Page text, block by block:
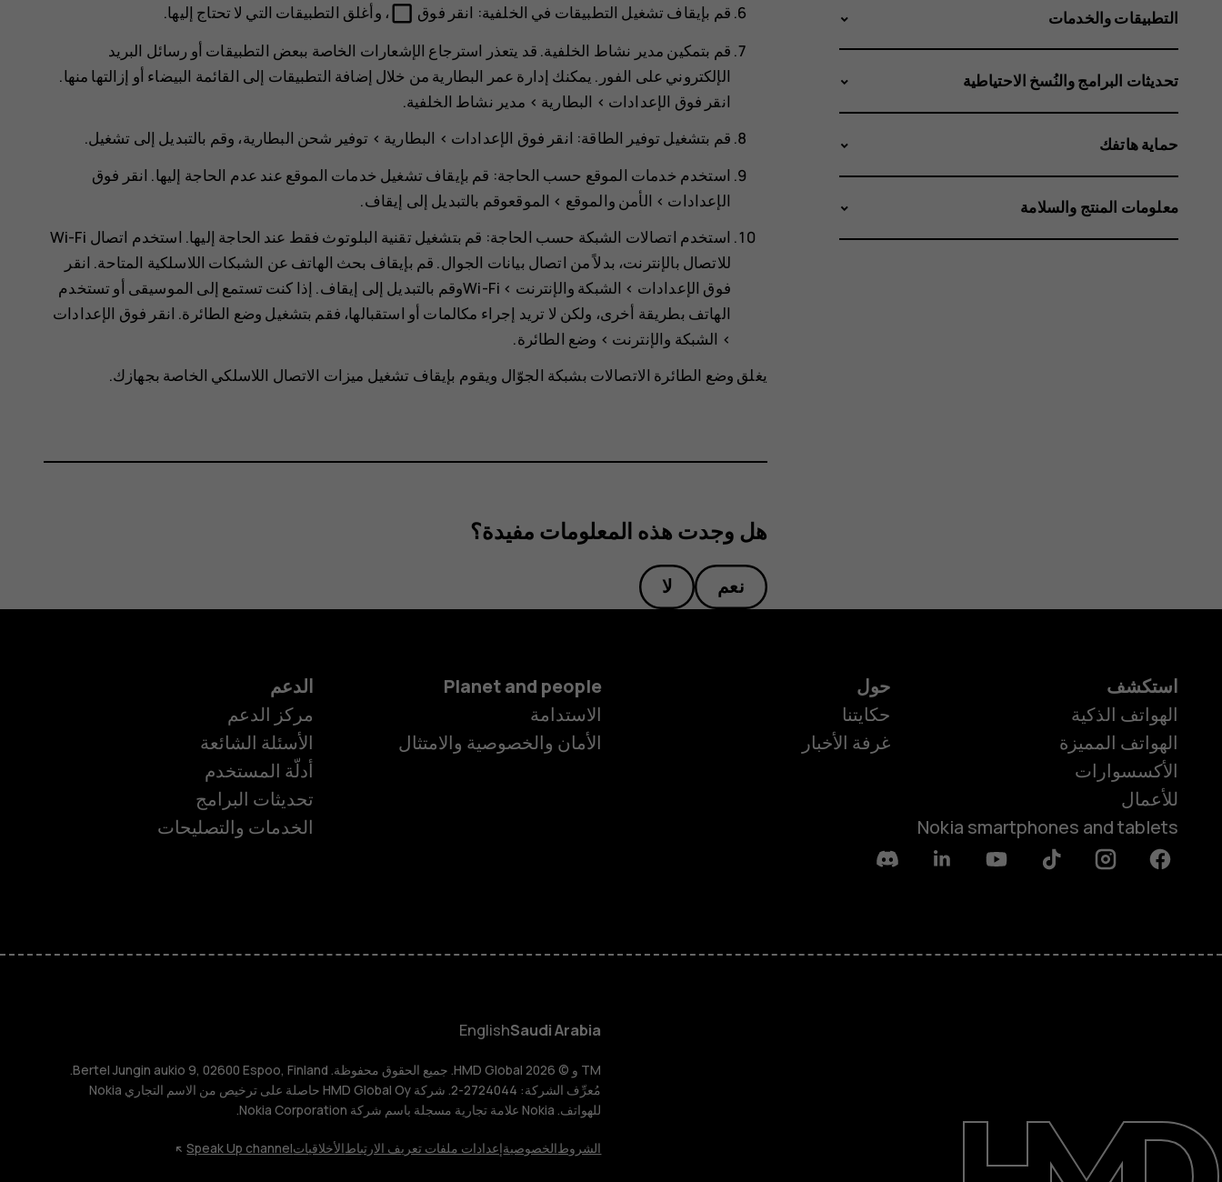
الهواتف الذكية
HMD Terra M
HMD DUB
HMD Watch
للأعمال
الدعم
Saudi Arabia
English
قم بإيقاف تشغيل التطبيقات في الخلفية: انقر فوق check_box_outline_blank، وأغلق التطبيقات التي لا تحتاج إليها.
قم بتمكين مدير نشاط الخلفية. قد يتعذر استرجاع الإشعارات الخاصة ببعض التطبيقات أو رسائل البريد
الإلكتروني على الفور. يمكنك إدارة عمر البطارية من خلال إضافة التطبيقات إلى القائمة البيضاء أو إزالتها منها.
انقر فوق الإعدادات > البطارية > مدير نشاط الخلفية.
قم بتشغيل توفير الطاقة: انقر فوق الإعدادات > البطارية > توفير شحن البطارية، وقم بالتبديل إلى تشغيل.
استخدم خدمات الموقع حسب الحاجة: قم بإيقاف تشغيل خدمات الموقع عند عدم الحاجة إليها. انقر فوق
الإعدادات >
> الموقعوقم بالتبديل إلى إيقاف.
استخدم اتصالات الشبكة حسب الحاجة: قم بتشغيل تقنية البلوتوث فقط عند الحاجة إليها. استخدم اتصال Wi-Fi
للاتصال بالإنترنت، بدلاً من اتصال بيانات الجوال. قم بإيقاف بحث الهاتف عن الشبكات اللاسلكية المتاحة. انقر
فوق
>
>
Wi-Fiوقم بالتبديل إلى إيقاف. إذا كنت تستمع إلى الموسيقى أو تستخدم
الهاتف بطريقة أخرى، ولكن لا تريد إجراء مكالمات أو استقبالها، فقم بتشغيل وضع الطائرة. انقر فوق الإعدادات
> الشبكة والإنترنت > وضع الطائرة.
يغلق وضع الطائرة الاتصالات بشبكة الجوّال ويقوم بإيقاف تشغيل ميزات الاتصال اللاسلكي الخاصة بجهازك.
هل وجدت هذه المعلومات مفيدة؟
نعم لا
التطبيقات والخدمات
تحديثات البرامج والنُسخ الاحتياطية
حماية هاتفك
معلومات المنتج والسلامة
استكشف
الهواتف الذكية
الهواتف المميزة
الأكسسوارات
للأعمال
Nokia smartphones and tablets
حول
حكايتنا
غرفة الأخبار
Planet and people
الاستدامة
الأمان والخصوصية والامتثال
الدعم
مركز الدعم
الأسئلة الشائعة
أدلّة المستخدم
تحديثات البرامج
الخدمات والتصليحات
Facebook
Instagram
Tiktok
Youtube
Linkedin
Discord
Saudi Arabia
English
TM و © 2026 HMD Global. جميع الحقوق محفوظة. Bertel Jungin aukio 9, 02600 Espoo, Finland.
مُعرِّف الشركة: 2724044-2. شركة HMD Global Oy حاصلة على ترخيص من الاسم التجاري Nokia
للهواتف. Nokia علامة تجارية مسجلة باسم شركة Nokia Corporation.
الشروطالخصوصيةإعدادات ملفات تعريف الارتباطالأخلاقياتSpeak Up channel